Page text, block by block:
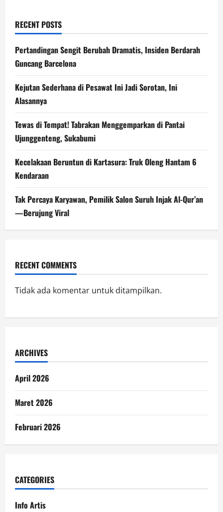
RECENT POSTS
Pertandingan Sengit Berubah Dramatis, Insiden Berdarah
Guncang Barcelona
Kejutan Sederhana di Pesawat Ini Jadi Sorotan, Ini
Alasannya
Tewas di Tempat! Tabrakan Menggemparkan di Pantai
Ujunggenteng, Sukabumi
Kecelakaan Beruntun di Kartasura: Truk Oleng Hantam 6
Kendaraan
Tak Percaya Karyawan, Pemilik Salon Suruh Injak Al-Qur’an
—Berujung Viral
RECENT COMMENTS
Tidak ada komentar untuk ditampilkan.
ARCHIVES
April 2026
Maret 2026
Februari 2026
CATEGORIES
Info Artis